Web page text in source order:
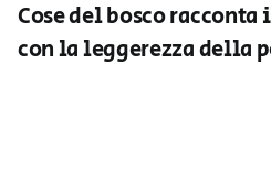
Cose del bosco
con la leggerezza della